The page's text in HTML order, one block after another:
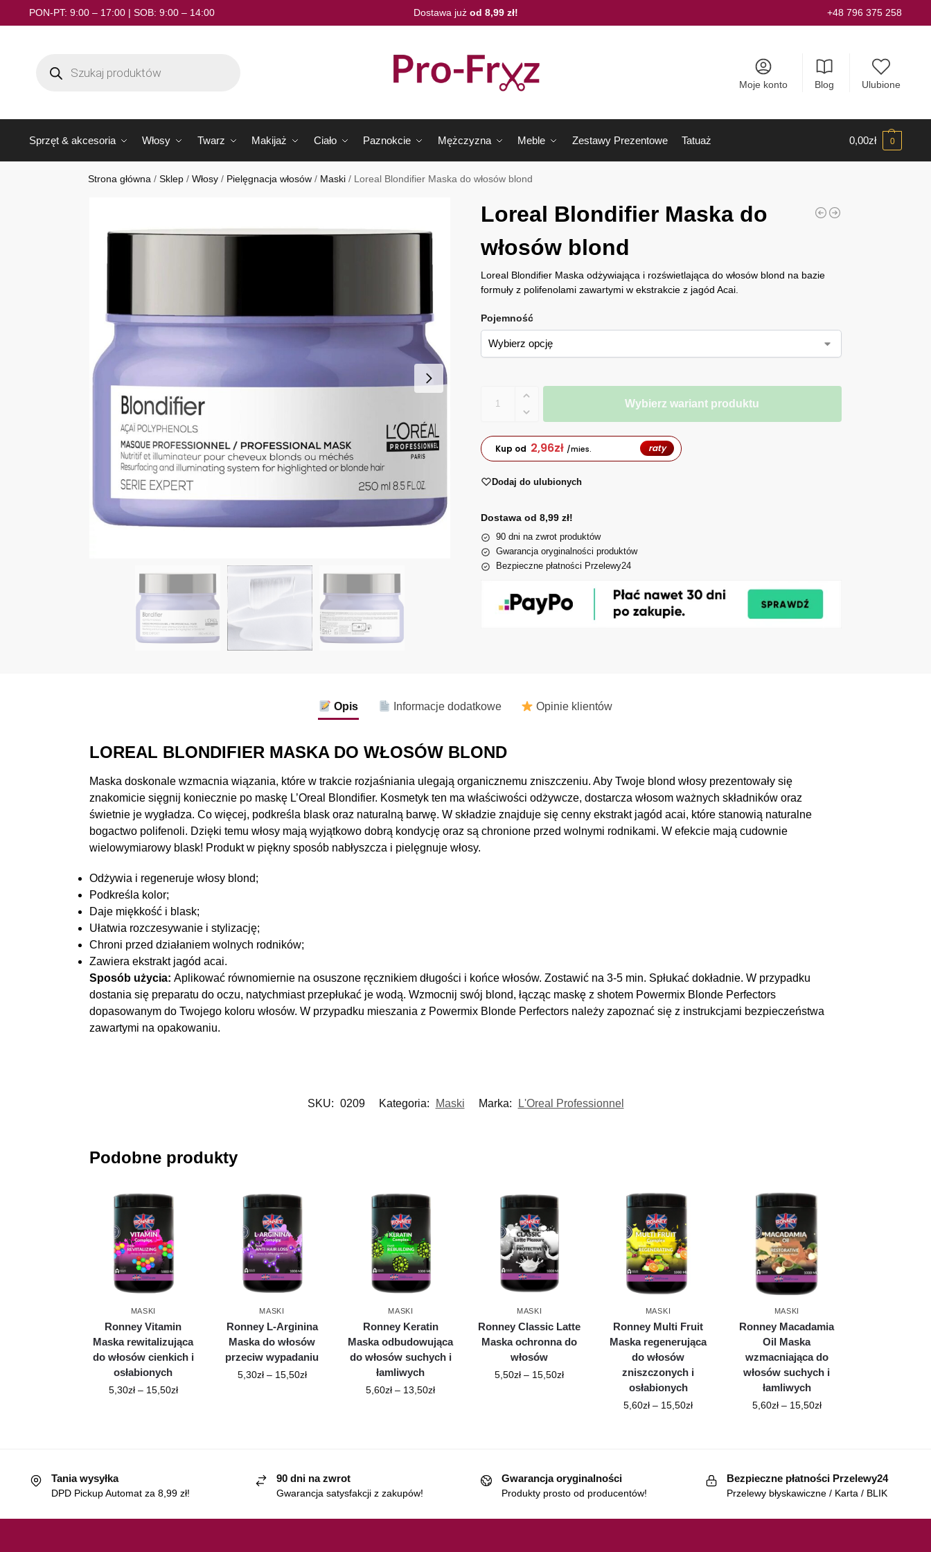
PON-PT: 9:00 – 17:00 | SOB: 9:00 – 14:00 Dostawa już od 8,99 zł! +48 796 375 258
Moje konto Blog Ulubione
Sprzęt & akcesoria Włosy Twarz Makijaż Ciało Paznokcie Mężczyzna Meble Zestawy Prezentowe Tatuaż 0,00zł 0
Strona główna /Sklep /Włosy / Pielęgnacja włosów / Maski / Loreal Blondifier Maska do włosów blond
Loreal Blondifier Maska do
włosów blond
Loreal Blondifier Maska odżywiająca i rozświetlająca do włosów blond na bazie
formuły z polifenolami zawartymi w ekstrakcie z jagód Acai.
Pojemność
Wybierz wariant produktu
Kup od 2,96zł /mies. raty
Dodaj do ulubionych
Dostawa od 8,99 zł!
90 dni na zwrot produktów
Gwarancja oryginalności produktów
Bezpieczne płatności Przelewy24
Opis Informacje dodatkowe Opinie klientów
LOREAL BLONDIFIER MASKA DO WŁOSÓW BLOND
Maska doskonale wzmacnia wiązania, które w trakcie rozjaśniania ulegają organicznemu zniszczeniu. Aby Twoje blond włosy prezentowały się
znakomicie sięgnij koniecznie po maskę L’Oreal Blondifier. Kosmetyk ten ma właściwości odżywcze, dostarcza włosom ważnych składników oraz
świetnie je wygładza. Co więcej, podkreśla blask oraz naturalną barwę. W składzie znajduje się cenny ekstrakt jagód acai, które stanowią naturalne
bogactwo polifenoli. Dzięki temu włosy mają wyjątkowo dobrą kondycję oraz są chronione przed wolnymi rodnikami. W efekcie mają cudownie
wielowymiarowy blask! Produkt w piękny sposób nabłyszcza i pielęgnuje włosy.
Odżywia i regeneruje włosy blond;
Podkreśla kolor;
Daje miękkość i blask;
Ułatwia rozczesywanie i stylizację;
Chroni przed działaniem wolnych rodników;
Zawiera ekstrakt jagód acai.
Sposób użycia: Aplikować równomiernie na osuszone ręcznikiem długości i końce włosów. Zostawić na 3-5 min. Spłukać dokładnie. W przypadku
dostania się preparatu do oczu, natychmiast przepłukać je wodą. Wzmocnij swój blond, łącząc maskę z shotem Powermix Blonde Perfectors
dopasowanym do Twojego koloru włosów. W przypadku mieszania z Powermix Blonde Perfectors należy zapoznać się z instrukcjami bezpieczeństwa
zawartymi na opakowaniu.
SKU: 0209 Kategoria: Maski Marka: L'Oreal Professionnel
Podobne produkty
MASKI
Ronney Vitamin
Maska rewitalizująca
do włosów cienkich i
osłabionych
5,30zł – 15,50zł
MASKI
Ronney L-Arginina
Maska do włosów
przeciw wypadaniu
5,30zł – 15,50zł
MASKI
Ronney Keratin
Maska odbudowująca
do włosów suchych i
łamliwych
5,60zł – 13,50zł
MASKI
Ronney Classic Latte
Maska ochronna do
włosów
5,50zł – 15,50zł
MASKI
Ronney Multi Fruit
Maska regenerująca
do włosów
zniszczonych i
osłabionych
5,60zł – 15,50zł
MASKI
Ronney Macadamia
Oil Maska
wzmacniająca do
włosów suchych i
łamliwych
5,60zł – 15,50zł
Tania wysyłka
DPD Pickup Automat za 8,99 zł!
90 dni na zwrot
Gwarancja satysfakcji z zakupów!
Gwarancja oryginalności
Produkty prosto od producentów!
Bezpieczne płatności Przelewy24
Przelewy błyskawiczne / Karta / BLIK